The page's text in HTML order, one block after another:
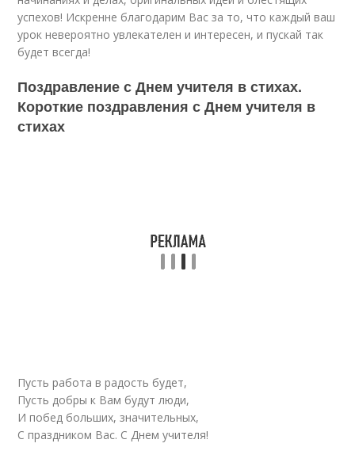
успехов! Искренне благодарим Вас за то, что каждый ваш
урок невероятно увлекателен и интересен, и пускай так
будет всегда!
Поздравление с Днем учителя в стихах.
Короткие поздравления с Днем учителя в
стихах
Пусть работа в радость будет,
Пусть добры к Вам будут люди,
И побед больших, значительных,
С праздником Вас. С Днем учителя!